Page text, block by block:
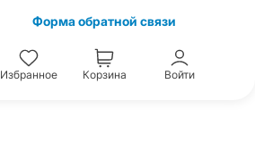
Форма обратной связи
Избранное Корзина Войти